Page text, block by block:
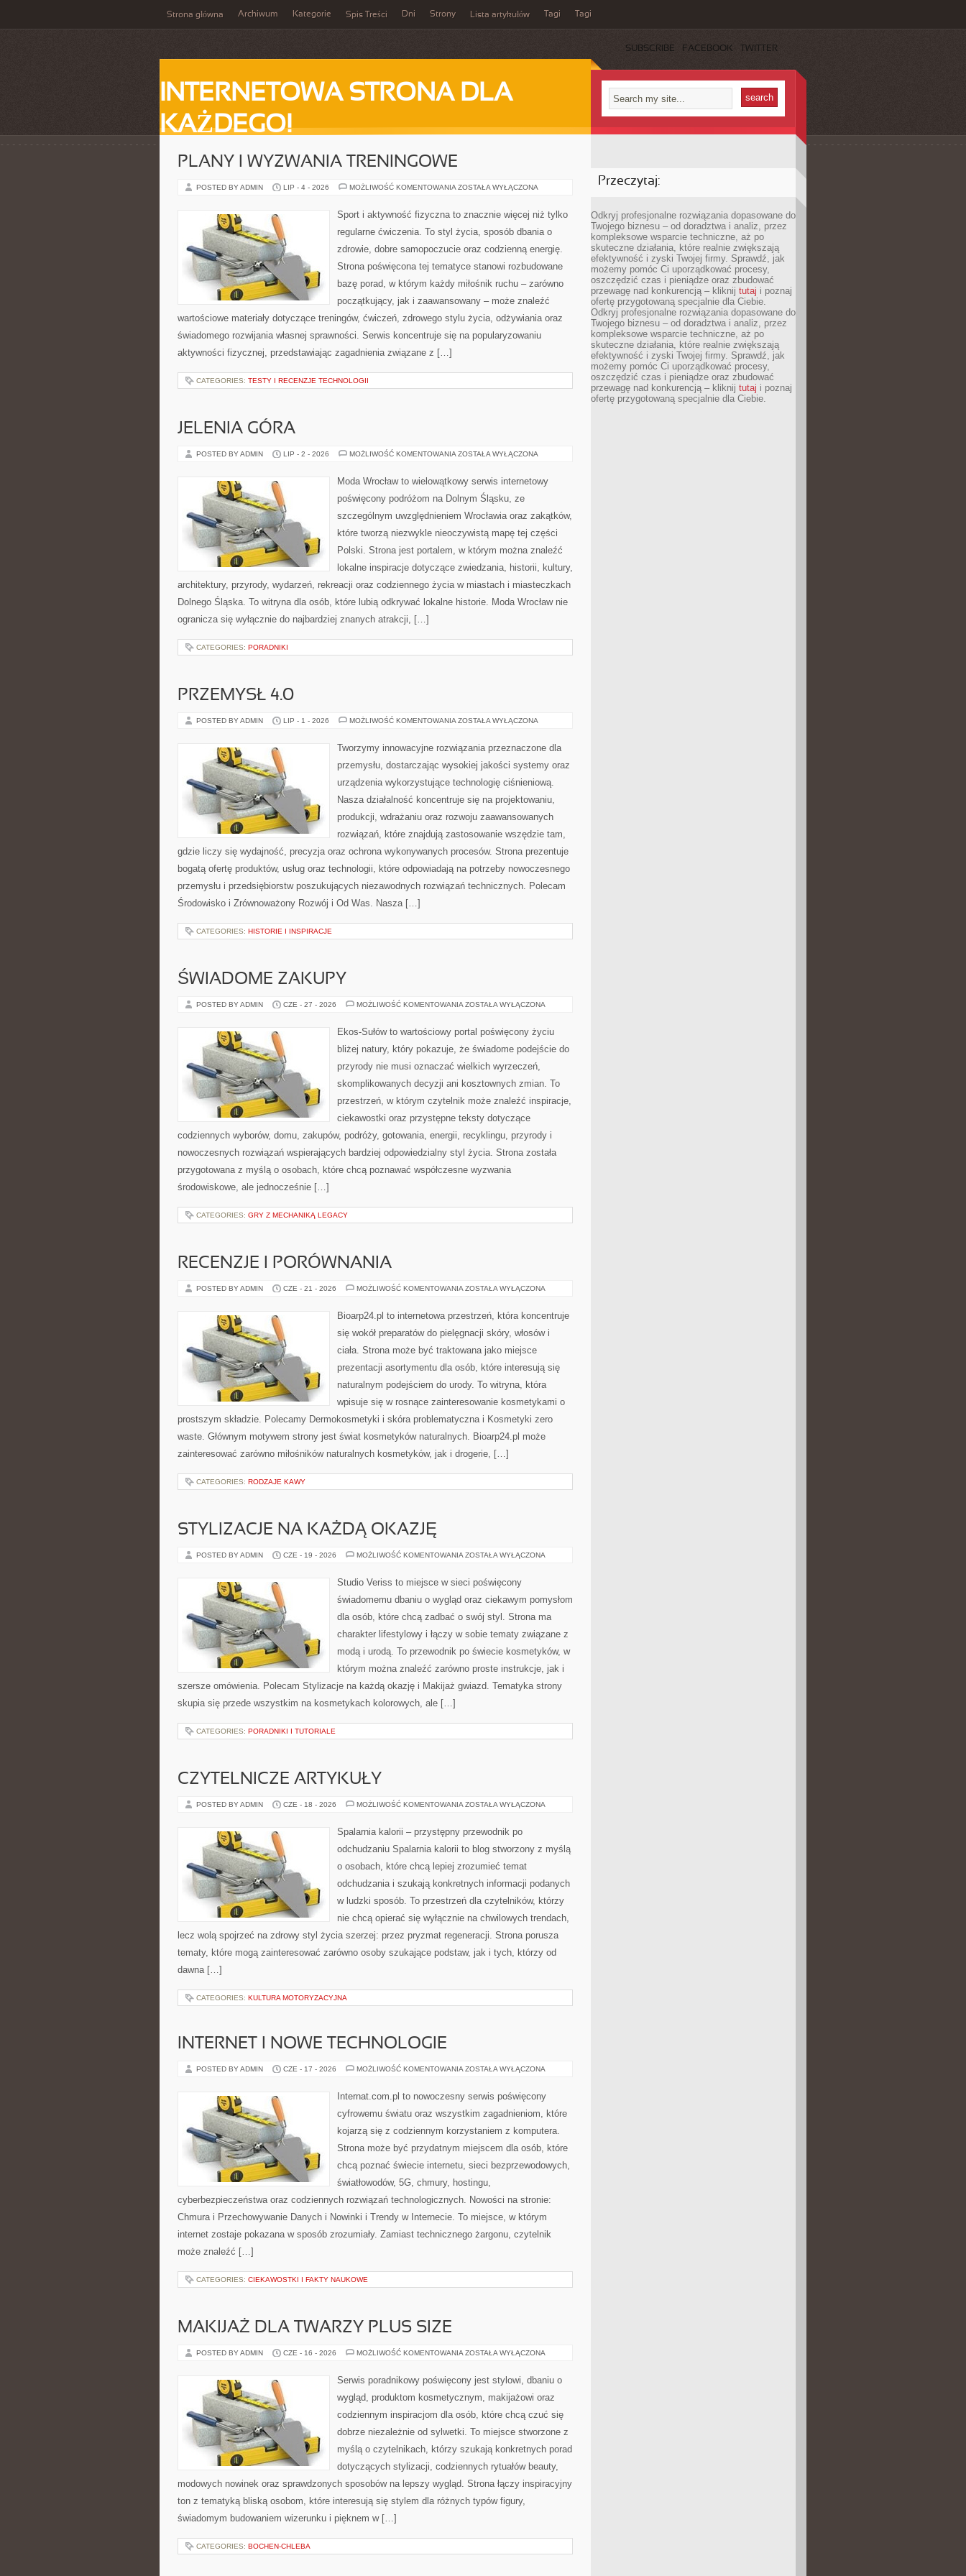
Strona główna Archiwum Kategorie Spis Treści Dni Strony Lista artykułów Tagi Tagi
SUBSCRIBE FACEBOOK TWITTER
INTERNETOWA STRONA DLA
KAŻDEGO!
PLANY I WYZWANIA TRENINGOWE
POSTED BY ADMIN LIP - 4 - 2026 MOŻLIWOŚĆ KOMENTOWANIA PLANY
TRENINGOWE
ZOSTAŁA WYŁĄCZONA
Sport i aktywność fizyczna to znacznie więcej niż tylko
regularne ćwiczenia. To styl życia, sposób dbania o
zdrowie, dobre samopoczucie oraz codzienną energię.
Strona poświęcona tej tematyce stanowi rozbudowane
bazę porad, w którym każdy miłośnik ruchu – zarówno
początkujący, jak i zaawansowany – może znaleźć
wartościowe materiały dotyczące treningów, ćwiczeń, zdrowego stylu życia, odżywiania oraz
świadomego rozwijania własnej sprawności. Serwis koncentruje się na popularyzowaniu
aktywności fizycznej, przedstawiając zagadnienia związane z […]
CATEGORIES: TESTY I RECENZJE TECHNOLOGII
JELENIA GÓRA
POSTED BY ADMIN LIP - 2 - 2026 MOŻLIWOŚĆ KOMENTOWANIA JELENIA
ZOSTAŁA WYŁĄCZONA
Moda Wrocław to wielowątkowy serwis internetowy
poświęcony podróżom na Dolnym Śląsku, ze
szczególnym uwzględnieniem Wrocławia oraz zakątków,
które tworzą niezwykle nieoczywistą mapę tej części
Polski. Strona jest portalem, w którym można znaleźć
lokalne inspiracje dotyczące zwiedzania, historii, kultury,
architektury, przyrody, wydarzeń, rekreacji oraz codziennego życia w miastach i miasteczkach
Dolnego Śląska. To witryna dla osób, które lubią odkrywać lokalne historie. Moda Wrocław nie
ogranicza się wyłącznie do najbardziej znanych atrakcji, […]
CATEGORIES: PORADNIKI
PRZEMYSŁ 4.0
POSTED BY ADMIN LIP - 1 - 2026 MOŻLIWOŚĆ KOMENTOWANIA PRZEMYSŁ
ZOSTAŁA WYŁĄCZONA
Tworzymy innowacyjne rozwiązania przeznaczone dla
przemysłu, dostarczając wysokiej jakości systemy oraz
urządzenia wykorzystujące technologię ciśnieniową.
Nasza działalność koncentruje się na projektowaniu,
produkcji, wdrażaniu oraz rozwoju zaawansowanych
rozwiązań, które znajdują zastosowanie wszędzie tam,
gdzie liczy się wydajność, precyzja oraz ochrona wykonywanych procesów. Strona prezentuje
bogatą ofertę produktów, usług oraz technologii, które odpowiadają na potrzeby nowoczesnego
przemysłu i przedsiębiorstw poszukujących niezawodnych rozwiązań technicznych. Polecam
Środowisko i Zrównoważony Rozwój i Od Was. Nasza […]
CATEGORIES: HISTORIE I INSPIRACJE
ŚWIADOME ZAKUPY
POSTED BY ADMIN CZE - 27 - 2026 MOŻLIWOŚĆ KOMENTOWANIA ŚWIADOME
ZOSTAŁA WYŁĄCZONA
Ekos-Sułów to wartościowy portal poświęcony życiu
bliżej natury, który pokazuje, że świadome podejście do
przyrody nie musi oznaczać wielkich wyrzeczeń,
skomplikowanych decyzji ani kosztownych zmian. To
przestrzeń, w którym czytelnik może znaleźć inspiracje,
ciekawostki oraz przystępne teksty dotyczące
codziennych wyborów, domu, zakupów, podróży, gotowania, energii, recyklingu, przyrody i
nowoczesnych rozwiązań wspierających bardziej odpowiedzialny styl życia. Strona została
przygotowana z myślą o osobach, które chcą poznawać współczesne wyzwania
środowiskowe, ale jednocześnie […]
CATEGORIES: GRY Z MECHANIKĄ LEGACY
RECENZJE I PORÓWNANIA
POSTED BY ADMIN CZE - 21 - 2026 MOŻLIWOŚĆ KOMENTOWANIA RECENZJE
ZOSTAŁA WYŁĄCZONA
Bioarp24.pl to internetowa przestrzeń, która koncentruje
się wokół preparatów do pielęgnacji skóry, włosów i
ciała. Strona może być traktowana jako miejsce
prezentacji asortymentu dla osób, które interesują się
naturalnym podejściem do urody. To witryna, która
wpisuje się w rosnące zainteresowanie kosmetykami o
prostszym składzie. Polecamy Dermokosmetyki i skóra problematyczna i Kosmetyki zero
waste. Głównym motywem strony jest świat kosmetyków naturalnych. Bioarp24.pl może
zainteresować zarówno miłośników naturalnych kosmetyków, jak i drogerie, […]
CATEGORIES: RODZAJE KAWY
STYLIZACJE NA KAŻDĄ OKAZJĘ
POSTED BY ADMIN CZE - 19 - 2026 MOŻLIWOŚĆ KOMENTOWANIA STYLIZACJE
OKAZJĘ
ZOSTAŁA WYŁĄCZONA
Studio Veriss to miejsce w sieci poświęcony
świadomemu dbaniu o wygląd oraz ciekawym pomysłom
dla osób, które chcą zadbać o swój styl. Strona ma
charakter lifestylowy i łączy w sobie tematy związane z
modą i urodą. To przewodnik po świecie kosmetyków, w
którym można znaleźć zarówno proste instrukcje, jak i
szersze omówienia. Polecam Stylizacje na każdą okazję i Makijaż gwiazd. Tematyka strony
skupia się przede wszystkim na kosmetykach kolorowych, ale […]
CATEGORIES: PORADNIKI I TUTORIALE
CZYTELNICZE ARTYKUŁY
POSTED BY ADMIN CZE - 18 - 2026 MOŻLIWOŚĆ KOMENTOWANIA CZYTELNICZE
ZOSTAŁA WYŁĄCZONA
Spalarnia kalorii – przystępny przewodnik po
odchudzaniu Spalarnia kalorii to blog stworzony z myślą
o osobach, które chcą lepiej zrozumieć temat
odchudzania i szukają konkretnych informacji podanych
w ludzki sposób. To przestrzeń dla czytelników, którzy
nie chcą opierać się wyłącznie na chwilowych trendach,
lecz wolą spojrzeć na zdrowy styl życia szerzej: przez pryzmat regeneracji. Strona porusza
tematy, które mogą zainteresować zarówno osoby szukające podstaw, jak i tych, którzy od
dawna […]
CATEGORIES: KULTURA MOTORYZACYJNA
INTERNET I NOWE TECHNOLOGIE
POSTED BY ADMIN CZE - 17 - 2026 MOŻLIWOŚĆ KOMENTOWANIA INTERNET
TECHNOLOGIE
ZOSTAŁA WYŁĄCZONA
Internat.com.pl to nowoczesny serwis poświęcony
cyfrowemu światu oraz wszystkim zagadnieniom, które
kojarzą się z codziennym korzystaniem z komputera.
Strona może być przydatnym miejscem dla osób, które
chcą poznać świecie internetu, sieci bezprzewodowych,
światłowodów, 5G, chmury, hostingu,
cyberbezpieczeństwa oraz codziennych rozwiązań technologicznych. Nowości na stronie:
Chmura i Przechowywanie Danych i Nowinki i Trendy w Internecie. To miejsce, w którym
internet zostaje pokazana w sposób zrozumiały. Zamiast technicznego żargonu, czytelnik
może znaleźć […]
CATEGORIES: CIEKAWOSTKI I FAKTY NAUKOWE
MAKIJAŻ DLA TWARZY PLUS SIZE
POSTED BY ADMIN CZE - 16 - 2026 MOŻLIWOŚĆ KOMENTOWANIA MAKIJAŻ
PLUS
SIZE
ZOSTAŁA WYŁĄCZONA
Serwis poradnikowy poświęcony jest stylowi, dbaniu o
wygląd, produktom kosmetycznym, makijażowi oraz
codziennym inspiracjom dla osób, które chcą czuć się
dobrze niezależnie od sylwetki. To miejsce stworzone z
myślą o czytelnikach, którzy szukają konkretnych porad
dotyczących stylizacji, codziennych rytuałów beauty,
modowych nowinek oraz sprawdzonych sposobów na lepszy wygląd. Strona łączy inspiracyjny
ton z tematyką bliską osobom, które interesują się stylem dla różnych typów figury,
świadomym budowaniem wizerunku i pięknem w […]
CATEGORIES: BOCHEN-CHLEBA
Przeczytaj:
Odkryj profesjonalne rozwiązania dopasowane do
Twojego biznesu – od doradztwa i analiz, przez
kompleksowe wsparcie techniczne, aż po
skuteczne działania, które realnie zwiększają
efektywność i zyski Twojej firmy. Sprawdź, jak
możemy pomóc Ci uporządkować procesy,
oszczędzić czas i pieniądze oraz zbudować
przewagę nad konkurencją – kliknij tutaj i poznaj
ofertę przygotowaną specjalnie dla Ciebie.
Odkryj profesjonalne rozwiązania dopasowane do
Twojego biznesu – od doradztwa i analiz, przez
kompleksowe wsparcie techniczne, aż po
skuteczne działania, które realnie zwiększają
efektywność i zyski Twojej firmy. Sprawdź, jak
możemy pomóc Ci uporządkować procesy,
oszczędzić czas i pieniądze oraz zbudować
przewagę nad konkurencją – kliknij tutaj i poznaj
ofertę przygotowaną specjalnie dla Ciebie.